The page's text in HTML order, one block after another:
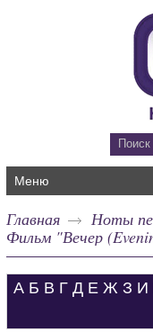
Меню
Главная
Ноты
Фильм "Вечер
А Б В Г Д Е Ж З И